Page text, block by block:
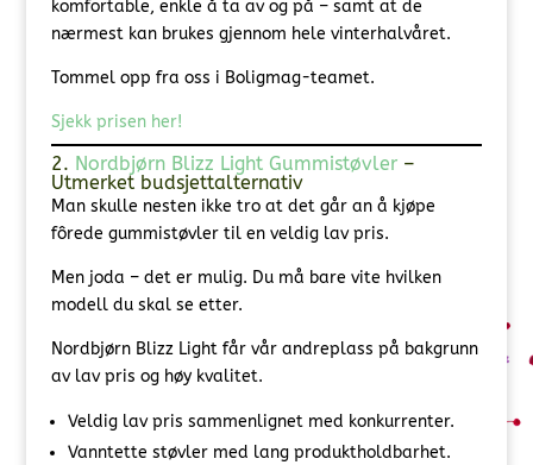
komfortable, enkle å ta av og på – samt at de
nærmest kan brukes gjennom hele vinterhalvåret.
Tommel opp fra oss i Boligmag-teamet.
Sjekk prisen her!
2. Nordbjørn Blizz Light Gummistøvler –
Utmerket budsjettalternativ
Man skulle nesten ikke tro at det går an å kjøpe
fôrede gummistøvler til en veldig lav pris.
Men joda – det er mulig. Du må bare vite hvilken
modell du skal se etter.
Nordbjørn Blizz Light får vår andreplass på bakgrunn
av lav pris og høy kvalitet.
Veldig lav pris sammenlignet med konkurrenter.
Vanntette støvler med lang produktholdbarhet.